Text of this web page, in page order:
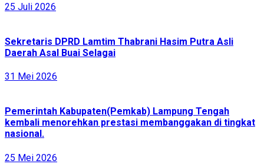
25 Juli 2026
Sekretaris DPRD Lamtim Thabrani Hasim Putra Asli
Daerah Asal Buai Selagai
31 Mei 2026
Pemerintah Kabupaten(Pemkab) Lampung Tengah
kembali menorehkan prestasi membanggakan di tingkat
nasional.
25 Mei 2026